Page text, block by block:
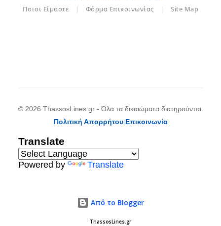
Ποιοι Είμαστε | Φόρμα Επικοινωνίας | Site Map
© 2026 ThassosLines.gr - Όλα τα δικαιώματα διατηρούνται.
Πολιτική Απορρήτου|Επικοινωνία
Translate
Powered by Translate
Από το Blogger
ThassosLines.gr